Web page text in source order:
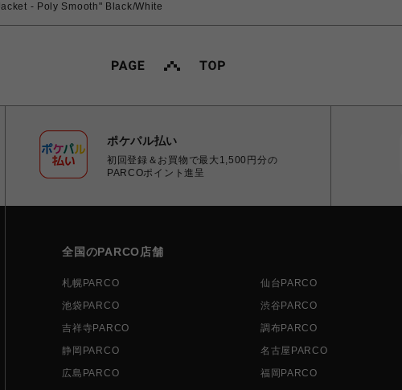
- Poly Smooth" Black/White
ポケパル払い
初回登録＆お買物で最大1,500円分の
PARCOポイント進呈
全国のPARCO店舗
札幌PARCO 仙台PARCO
池袋PARCO
渋谷PARCO
吉祥寺PARCO
調布PARCO
静岡PARCO
名古屋PARCO
広島PARCO
福岡PARCO